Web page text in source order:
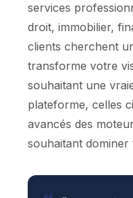
services
droit, immobilier,
clients cherchent
transforme votre
souhaitant une
plateforme, celles
avancés des
souhaitant dominer